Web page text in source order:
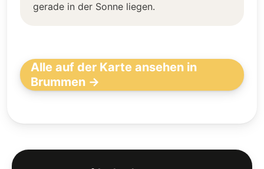
gerade in der Sonne liegen.
Alle auf der Karte ansehen in
Brummen →